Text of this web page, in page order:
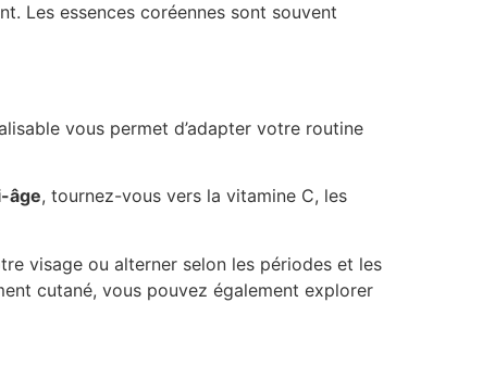
Les essences coréennes sont souvent
vous permet d’adapter votre routine
âge, tournez-vous vers la vitamine C, les
visage ou alterner selon les périodes et les
cutané, vous pouvez également explorer